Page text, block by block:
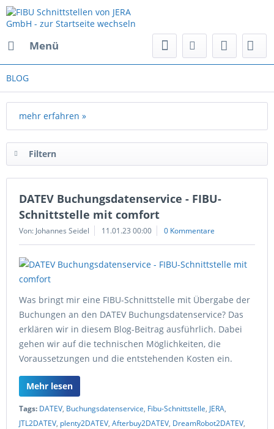
Menü
BLOG
mehr erfahren »
Filtern
DATEV Buchungsdatenservice - FIBU-
Schnittstelle mit comfort
Von: Johannes Seidel 11.01.23 00:00 0 Kommentare
Was bringt mir eine FIBU-Schnittstelle mit Übergabe der
Buchungen an den DATEV Buchungsdatenservice? Das
erklären wir in diesem Blog-Beitrag ausführlich. Dabei
gehen wir auf die technischen Möglichkeiten, die
Voraussetzungen und die entstehenden Kosten ein.
Mehr lesen
Tags: DATEV, Buchungsdatenservice, Fibu-Schnittstelle, JERA,
JTL2DATEV, plenty2DATEV, Afterbuy2DATEV, DreamRobot2DATEV,